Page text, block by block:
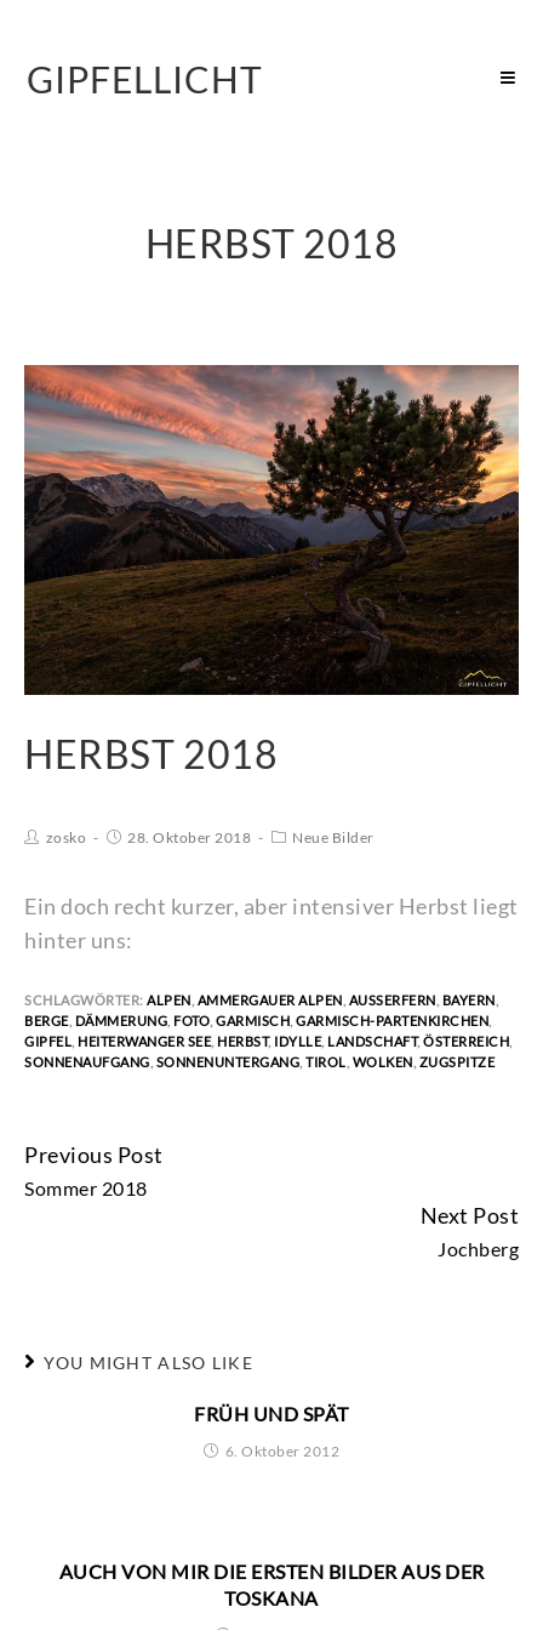
GIPFELLICHT
HERBST 2018
HERBST 2018
zosko 28. Oktober 2018 Neue Bilder
Ein doch recht kurzer, aber intensiver Herbst liegt
hinter uns:
SCHLAGWÖRTER: ALPEN AMMERGAUER ALPEN AUSSERFERN BAYERN
BERGE, DÄMMERUNG FOTO GARMISCH GARMISCH-PARTENKIRCHEN
GIPFEL HEITERWANGER SEE, HERBST, IDYLLE, LANDSCHAFT, ÖSTERREICH
SONNENAUFGANG SONNENUNTERGANG TIROL WOLKEN ZUGSPITZE
CONTINUE
READING
Previous Post
Sommer 2018
Next Post
Jochberg
YOU MIGHT ALSO LIKE
FRÜH UND SPÄT
6. Oktober 2012
AUCH VON MIR DIE ERSTEN BILDER AUS DER
TOSKANA